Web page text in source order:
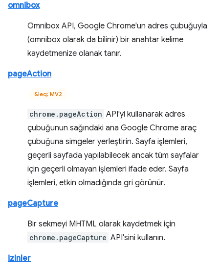
omnibox
Omnibox API, Google Chrome'un adres çubuğuyla
(omnibox olarak da bilinir) bir anahtar kelime
kaydetmenize olanak tanır.
pageAction
&leq; MV2
chrome.pageAction API'yi kullanarak adres
çubuğunun sağındaki ana Google Chrome araç
çubuğuna simgeler yerleştirin. Sayfa işlemleri,
geçerli sayfada yapılabilecek ancak tüm sayfalar
için geçerli olmayan işlemleri ifade eder. Sayfa
işlemleri, etkin olmadığında gri görünür.
pageCapture
Bir sekmeyi MHTML olarak kaydetmek için
chrome.pageCapture API'sini kullanın.
izinler